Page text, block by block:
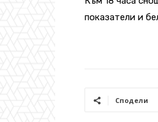
показатели и
Сподели